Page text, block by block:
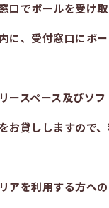
口でボールを受け取
に、受付窓口にボ
ースペース及びソ
お貸ししますので
アを利用する方へ